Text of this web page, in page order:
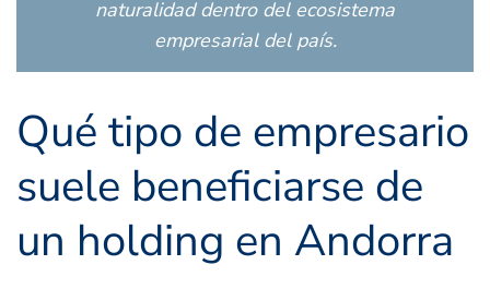
naturalidad dentro del ecosistema
empresarial del país.
Qué tipo de empresario
suele beneficiarse de
un holding en Andorra